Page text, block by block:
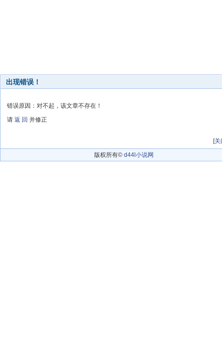
出现错误！
错误原因：对不起，该文章不存在！
请 返 回 并修正
[关
版权所有© d44l小说网